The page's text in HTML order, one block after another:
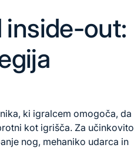
inside-out:
ki igralcem omogoča, da
kot igrišča. Za učinkovito
nog, mehaniko udarca in